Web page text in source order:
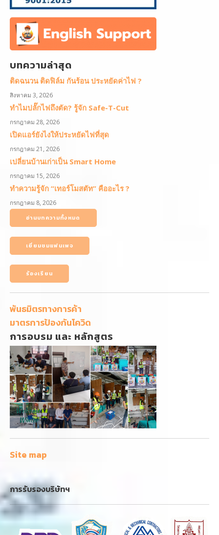
บทความล่าสุด
ติดฉนวน ติดฟิล์ม กันร้อน ประหยัดค่าไฟ ?
สิงหาคม 3, 2026
ทำไมปลั๊กไฟถึงตัด? รู้จัก Safe-T-Cut
กรกฎาคม 28, 2026
เปิดแอร์ยังไงให้ประหยัดไฟที่สุด
กรกฎาคม 21, 2026
เปลี่ยนบ้านเก่าเป็น Smart Home
กรกฎาคม 15, 2026
ทำความรู้จัก “เทอร์โมสตัท” คืออะไร ?
กรกฎาคม 8, 2026
อ่านบทความทั้งหมด
เยี่ยมชมแฟนเพจ
ร้องเรียน
พันธมิตรทางการค้า
มาตรการป้องกันโควิด
การอบรม และ หลักสูตร
Site map
การรับรองบริษัทฯ